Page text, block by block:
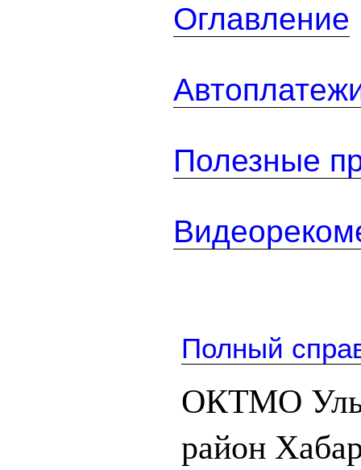
Оглавление
Полезные
Полный
ОКТМО
район